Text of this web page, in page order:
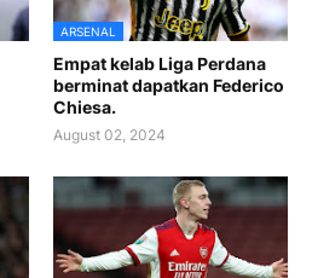
ARSENAL
Empat kelab Liga Perdana
berminat dapatkan Federico
Chiesa.
August 02, 2024